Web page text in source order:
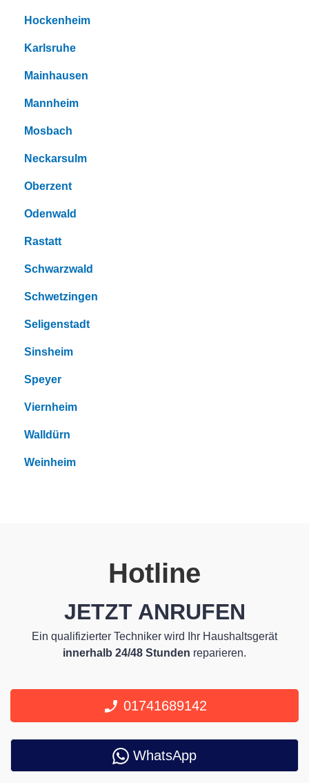
Hockenheim
Karlsruhe
Mainhausen
Mannheim
Mosbach
Neckarsulm
Oberzent
Odenwald
Rastatt
Schwarzwald
Schwetzingen
Seligenstadt
Sinsheim
Speyer
Viernheim
Walldürn
Weinheim
Hotline
JETZT ANRUFEN
Ein qualifizierter Techniker wird Ihr Haushaltsgerät
innerhalb 24/48 Stunden reparieren.
01741689142
WhatsApp